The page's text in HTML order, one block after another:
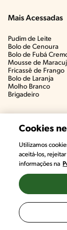
Mais Acessadas
Pudim de Leite
Bolo de Cenoura
Bolo de Fubá
Mousse de
Fricassê de Frango
Bolo de Laranja
Molho Branco
Brigadeiro
Cookies
Utilizamos
aceitá-los,
informações na